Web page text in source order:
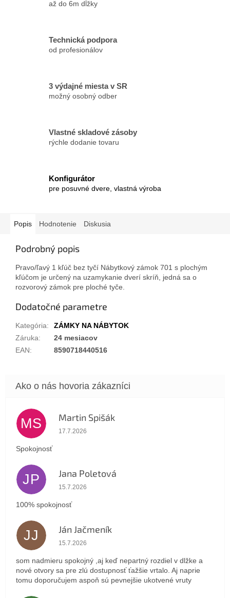
až do 6m dĺžky
Technická podpora
od profesionálov
3 výdajné miesta v SR
možný osobný odber
Vlastné skladové zásoby
rýchle dodanie tovaru
Konfigurátor
pre posuvné dvere, vlastná výroba
Popis Hodnotenie Diskusia
Podrobný popis
Pravo/ľavý 1 kľúč bez tyčí Nábytkový zámok 701 s plochým
kľúčom je určený na uzamykanie dverí skríň, jedná sa o
rozvorový zámok pre ploché tyče.
Dodatočné parametre
Kategória:
ZÁMKY NA NÁBYTOK
Záruka:
24 mesiacov
EAN: 8590718440516
MS Martin Spišák
Hodnotenie obchodu je 5 z 5 hviezdičiek.
17.7.2026
Spokojnosť
JP Jana Poletová
Hodnotenie obchodu je 5 z 5 hviezdičiek.
15.7.2026
100% spokojnosť
JJ Ján Jačmeník
Hodnotenie obchodu je 5 z 5 hviezdičiek.
15.7.2026
som nadmieru spokojný ,aj keď nepartný rozdiel v dlžke a
nové otvory sa pre zlú dostupnosť ťažšie vrtalo. Aj naprie
tomu doporučujem aspoň sú pevnejšie ukotvené vruty